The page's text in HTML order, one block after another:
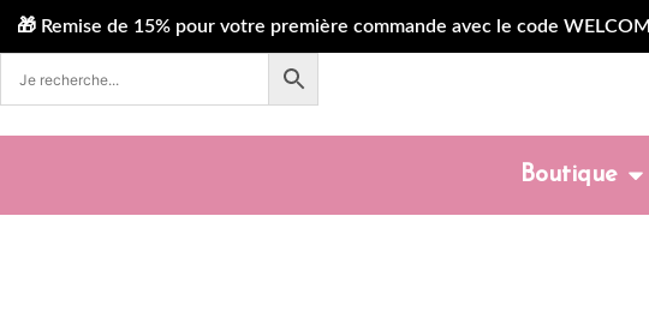
de 15% pour votre première commande avec le code WELCOME
Boutique